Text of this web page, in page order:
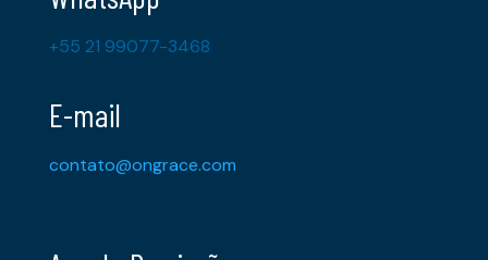
+55 21 99077-3468
E-mail
contato@ongrace.com